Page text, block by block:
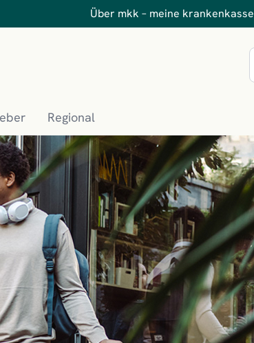
Über mkk – meine krankenkasse
Regional